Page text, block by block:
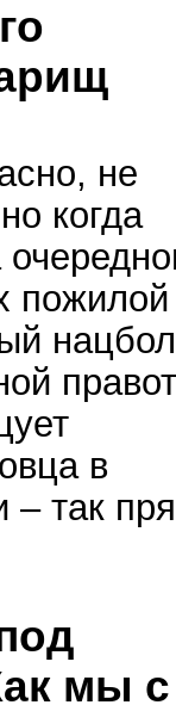
не
когда
пожилой
в
– так
мы с